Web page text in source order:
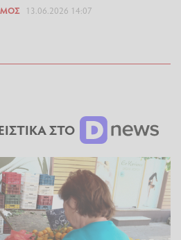
13.06.2026 14:07
ΣΤΟ